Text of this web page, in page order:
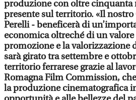
produzione con oltre cinquanta
presente sul territorio. «Il
Perelli - beneficerà di
economica oltreché di un
promozione e la valorizzazione
sarà girato tra settembre e
territorio ferrarese grazie al
Romagna Film Commission,
la produzione cinematografica